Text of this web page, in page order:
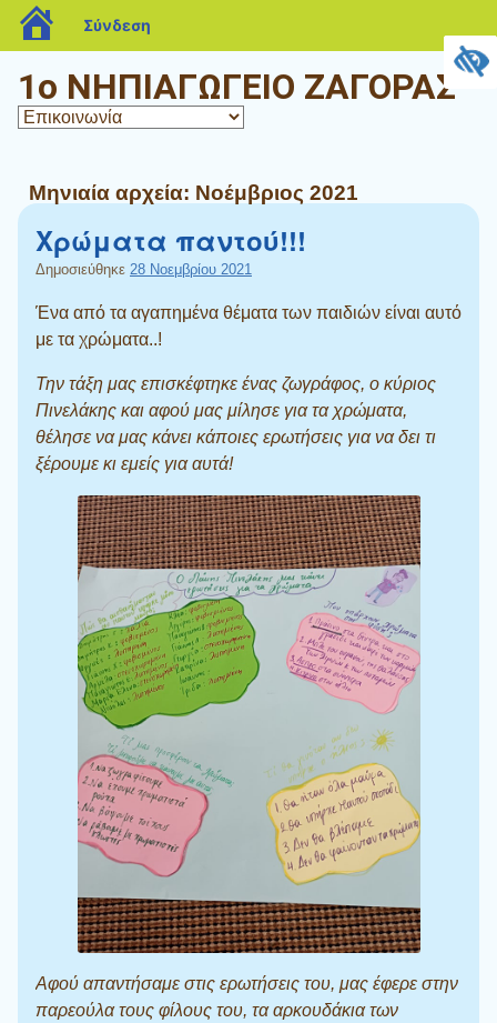
1ο ΝΗΠΙΑΓΩΓΕΙΟ ΖΑΓΟΡΑΣ
Μηνιαία αρχεία: Νοέμβριος 2021
Χρώματα παντού!!!
Δημοσιεύθηκε 28 Νοεμβρίου 2021
Ένα από τα αγαπημένα θέματα των παιδιών είναι αυτό
με τα χρώματα..!
Την τάξη μας επισκέφτηκε ένας ζωγράφος, ο κύριος
Πινελάκης και αφού μας μίλησε για τα χρώματα,
θέλησε να μας κάνει κάποιες ερωτήσεις για να δει τι
ξέρουμε κι εμείς για αυτά!
Αφού απαντήσαμε στις ερωτήσεις του, μας έφερε στην
παρεούλα τους φίλους του, τα αρκουδάκια των
blogs.sch.gr
Σύνδεση